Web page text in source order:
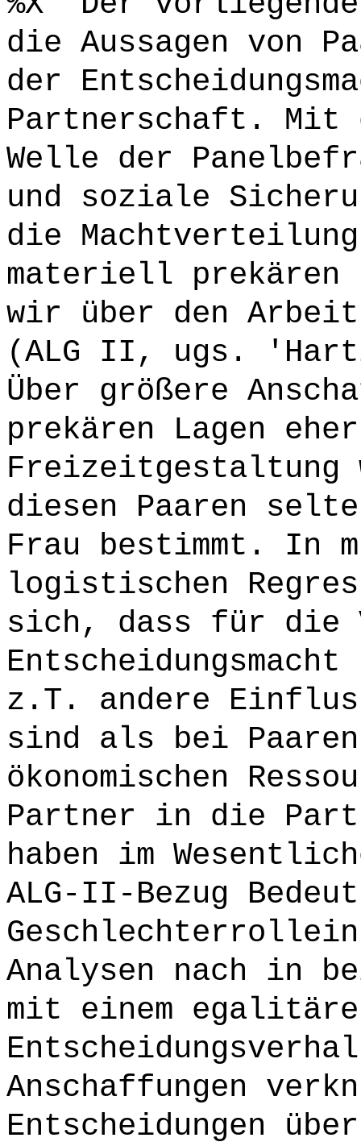
die Aussagen von
der
Partnerschaft. Mit
Welle der
und soziale
die
materiell prekären
wir über den
(ALG II, ugs.
Über größere
prekären Lagen
Freizeitgestaltung
diesen Paaren
Frau bestimmt. In
logistischen
sich, dass für die
z.T. andere
sind als bei
ökonomischen
Partner in die
haben im
ALG-II-Bezug
Analysen nach in
mit einem
Anschaffungen
Entscheidungen